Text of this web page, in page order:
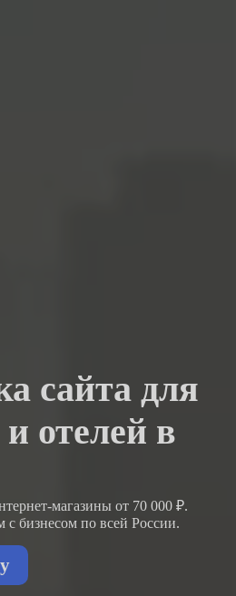
сайта для
отелей в
магазины от 70 000 ₽.
с бизнесом по всей России.